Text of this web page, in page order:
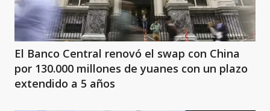
El Banco Central renovó el swap con China
por 130.000 millones de yuanes con un plazo
extendido a 5 años